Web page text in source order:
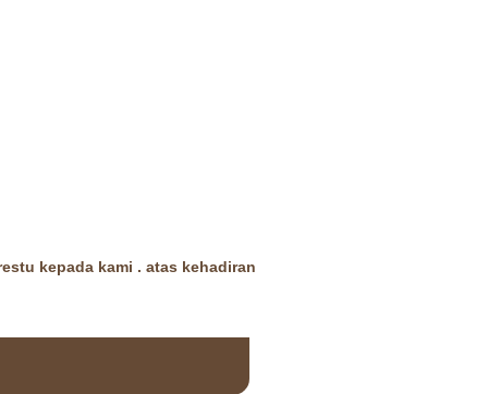
kepada kami . atas kehadiran